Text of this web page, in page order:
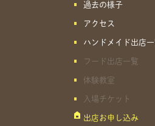
過去の様子
アクセス
ハンドメイド出店
フード出店一覧
体験教室
入場チケット
出店お申し込み